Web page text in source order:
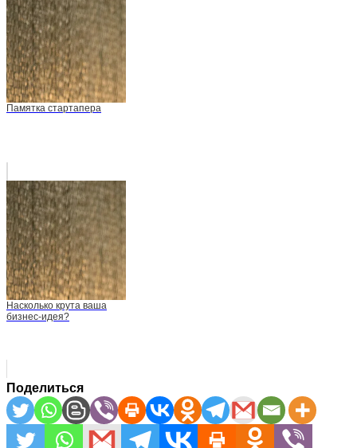
Памятка стартапера
Насколько крута ваша
бизнес-идея?
Поделиться